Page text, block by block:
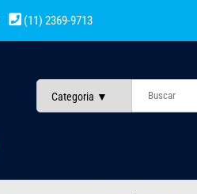
(11) 2369-9713
Categoria